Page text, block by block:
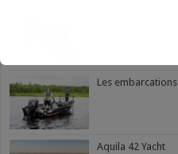
Les
Aquila 42 Yacht